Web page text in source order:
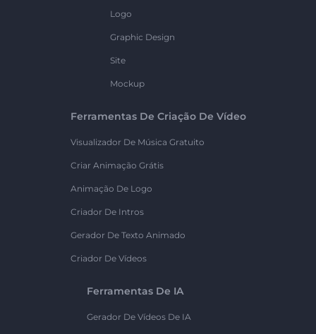
Logo
Graphic Design
Site
Mockup
Ferramentas De Criação De Vídeo
Visualizador De Música Gratuito
Criar Animação Grátis
Animação De Logo
Criador De Intros
Gerador De Texto Animado
Criador De Vídeos
Ferramentas De IA
Gerador De Vídeos De IA